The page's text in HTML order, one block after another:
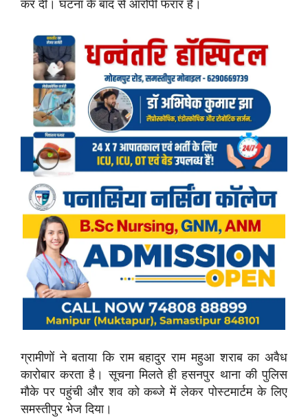
कर दी। घटना के बाद से आरोपी फरार है।
ग्रामीणों ने बताया कि राम बहादुर राम महुआ शराब का अवैध
कारोबार करता है। सूचना मिलते ही हसनपुर थाना की पुलिस
मौके पर पहुंची और शव को कब्जे में लेकर पोस्टमार्टम के लिए
समस्तीपुर भेज दिया।